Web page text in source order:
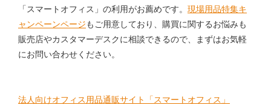
「スマートオフィス」の利用がお薦めです。 現場用品特集キ
ャンペーンページもご用意しており、購買に関するお悩みも
販売店やカスタマーデスクに相談できるので、まずはお気軽
にお問い合わせください。
法人向けオフィス用品通販サイト「スマートオフィス」